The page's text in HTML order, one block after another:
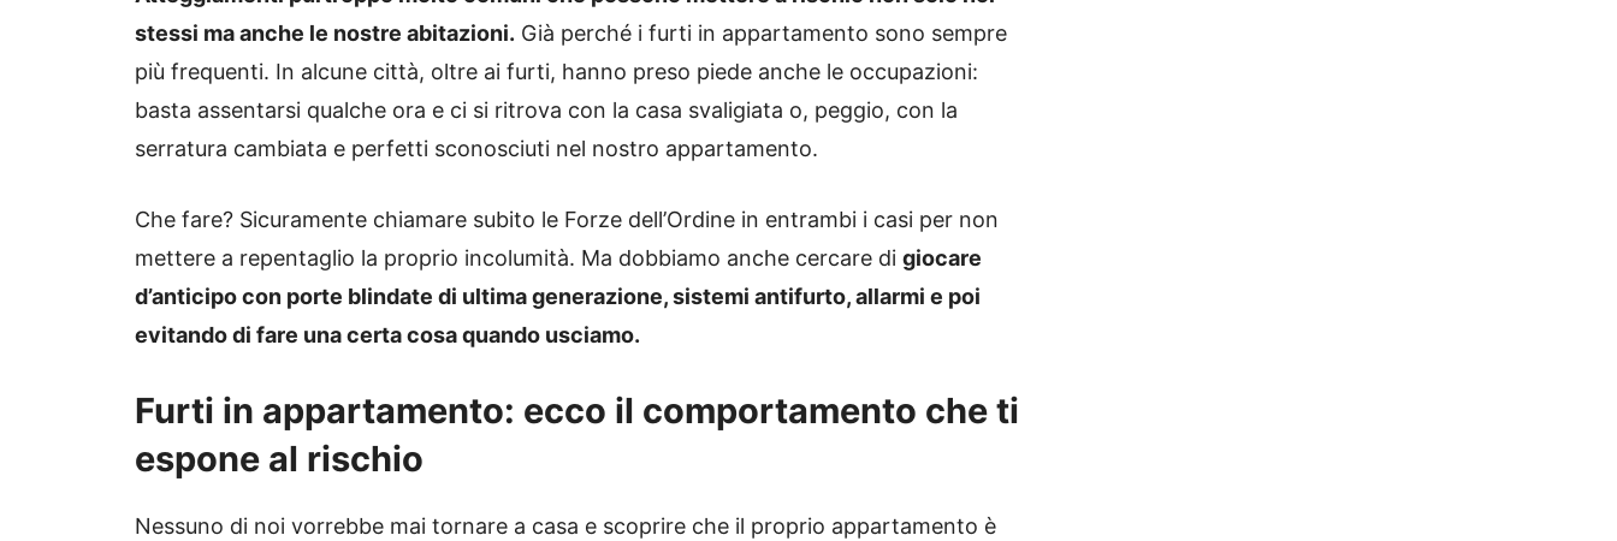
stessi ma anche le nostre abitazioni. Già perché i furti in appartamento sono sempre
più frequenti. In alcune città, oltre ai furti, hanno preso piede anche le occupazioni:
basta assentarsi qualche ora e ci si ritrova con la casa svaligiata o, peggio, con la
serratura cambiata e perfetti sconosciuti nel nostro appartamento.
Che fare? Sicuramente chiamare subito le Forze dell’Ordine in entrambi i casi per non
mettere a repentaglio la proprio incolumità. Ma dobbiamo anche cercare di giocare
d’anticipo con porte blindate di ultima generazione, sistemi antifurto, allarmi e poi
evitando di fare una certa cosa quando usciamo.
Furti in appartamento: ecco il comportamento che ti
espone al rischio
Nessuno di noi vorrebbe mai tornare a casa e scoprire che il proprio appartamento è